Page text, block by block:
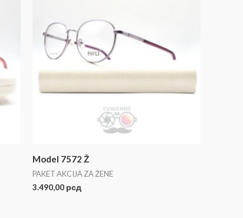
Model 7572 Ž
PAKET AKCIJA ZA ŽENE
3.490,00 рсд